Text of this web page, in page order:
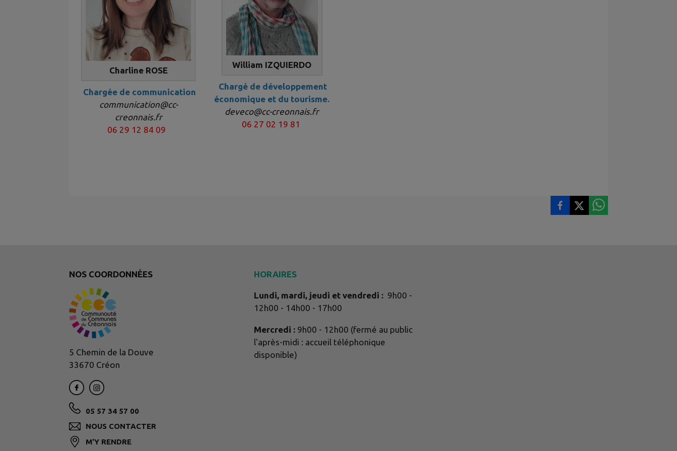
Charline ROSE
Chargée de communication
communication@cc-
creonnais.fr
06 29 12 84 09
William IZQUIERDO
Chargé de développement
économique et du tourisme.
deveco@cc-creonnais.fr
06 27 02 19 81
NOS COORDONNÉES
5 Chemin de la Douve
33670 Créon
05 57 34 57 00
NOUS CONTACTER
M'Y RENDRE
HORAIRES
Lundi, mardi, jeudi et vendredi : 9h00 -
12h00 - 14h00 - 17h00
Mercredi : 9h00 - 12h00 (fermé au public
l'après-midi : accueil téléphonique
disponible)